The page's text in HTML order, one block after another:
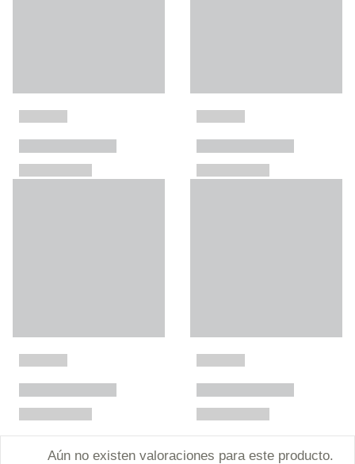
Aún no existen valoraciones para este producto.